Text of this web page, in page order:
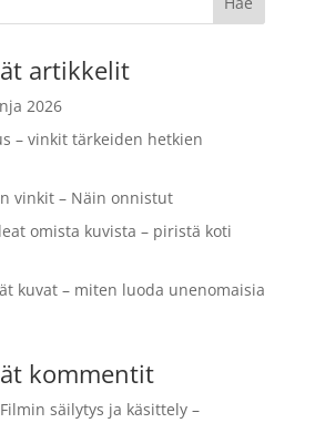
artikkelit
2026
– vinkit tärkeiden hetkien
vinkit – Näin onnistut
omista kuvista – piristä koti
kuvat – miten luoda unenomaisia
kommentit
Filmin säilytys ja käsittely –